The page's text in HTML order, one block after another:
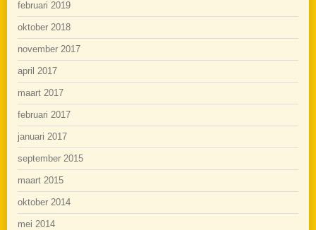
februari 2019
oktober 2018
november 2017
april 2017
maart 2017
februari 2017
januari 2017
september 2015
maart 2015
oktober 2014
mei 2014